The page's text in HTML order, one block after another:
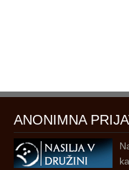
ANONIMNA